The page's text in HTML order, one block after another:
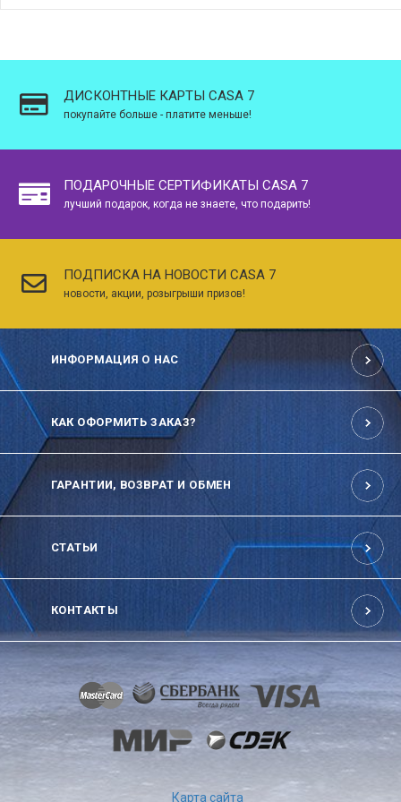
ДИСКОНТНЫЕ КАРТЫ CASA 7
покупайте больше - платите меньше!
ПОДАРОЧНЫЕ СЕРТИФИКАТЫ CASA 7
лучший подарок, когда не знаете, что подарить!
ПОДПИСКА НА НОВОСТИ CASA 7
новости, акции, розыгрыши призов!
ИНФОРМАЦИЯ О НАС
КАК ОФОРМИТЬ ЗАКАЗ?
ГАРАНТИИ, ВОЗВРАТ И ОБМЕН
СТАТЬИ
КОНТАКТЫ
Карта сайта